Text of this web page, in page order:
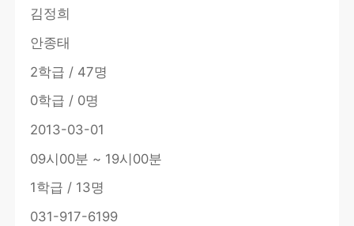
김정희
안종태
2학급 / 47명
0학급 / 0명
2013-03-01
09시00분 ~ 19시00분
1학급 / 13명
031-917-6199